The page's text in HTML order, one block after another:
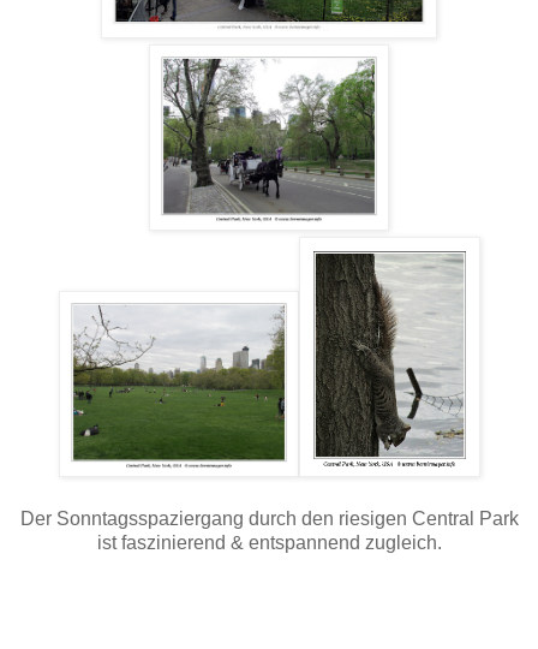
Der Sonntagsspaziergang durch den riesigen Central Park
ist faszinierend & entspannend zugleich.